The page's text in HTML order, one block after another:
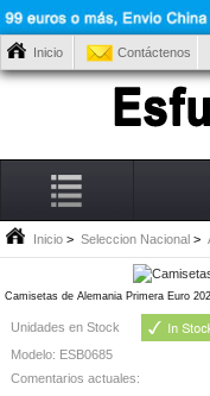
Inicio Contáctenos
Inicio > Seleccion Nacional >
Camisetas de Alemania Primera Euro
Unidades en Stock
Modelo: ESB0685
Comentarios actuales: